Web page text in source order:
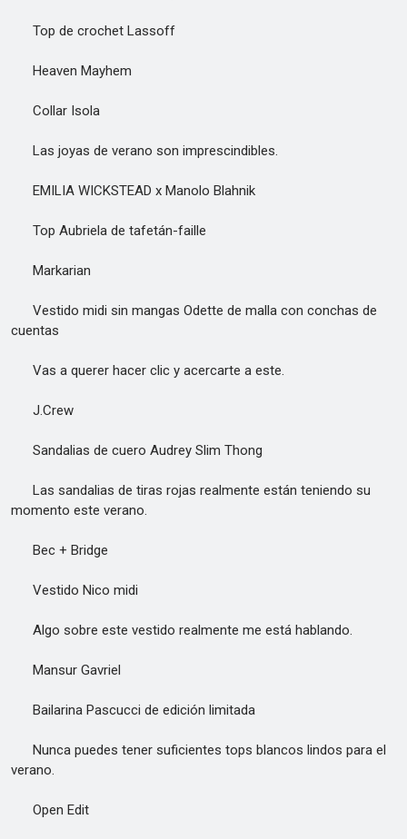
Top de crochet Lassoff
Heaven Mayhem
Collar Isola
Las joyas de verano son imprescindibles.
EMILIA WICKSTEAD x Manolo Blahnik
Top Aubriela de tafetán-faille
Markarian
Vestido midi sin mangas Odette de malla con conchas de
cuentas
Vas a querer hacer clic y acercarte a este.
J.Crew
Sandalias de cuero Audrey Slim Thong
Las sandalias de tiras rojas realmente están teniendo su
momento este verano.
Bec + Bridge
Vestido Nico midi
Algo sobre este vestido realmente me está hablando.
Mansur Gavriel
Bailarina Pascucci de edición limitada
Nunca puedes tener suficientes tops blancos lindos para el
verano.
Open Edit